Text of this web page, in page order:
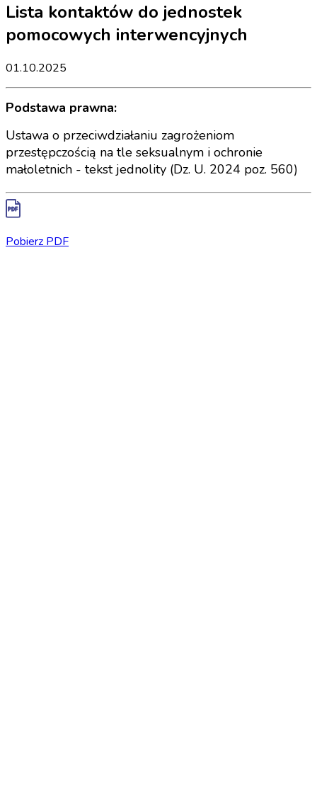
Lista kontaktów do jednostek
pomocowych interwencyjnych
01.10.2025
Podstawa prawna:
Ustawa o przeciwdziałaniu zagrożeniom
przestępczością na tle seksualnym i ochronie
małoletnich - tekst jednolity (Dz. U. 2024 poz. 560)
Pobierz PDF